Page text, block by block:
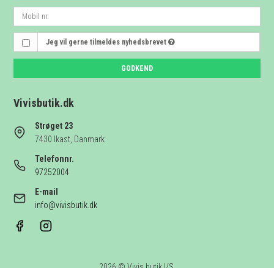
Jeg vil gerne tilmeldes nyhedsbrevet
GODKEND
Vivisbutik.dk
Strøget 23
7430 Ikast, Danmark
Telefonnr.
97252004
E-mail
info@vivisbutik.dk